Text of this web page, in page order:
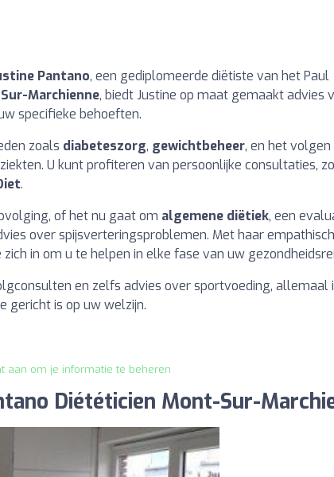
Pantano, een gediplomeerde diëtiste van het Paul
Marchienne, biedt Justine op maat gemaakt advies
specifieke behoeften.
zoals diabeteszorg, gewichtbeheer, en het volgen
U kunt profiteren van persoonlijke consultaties,
.
of het nu gaat om algemene diëtiek, een
over spijsverteringsproblemen. Met haar
in om u te helpen in elke fase van uw
en zelfs advies over sportvoeding, allemaal
gericht is op uw welzijn.
aan om je informatie te beheren
Diététicien Mont-Sur-